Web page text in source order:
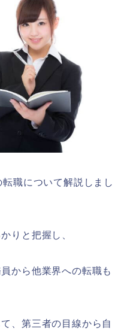
転職について解説しまし
りと把握し、
から他業界への転職も
て、第三者の目線から自